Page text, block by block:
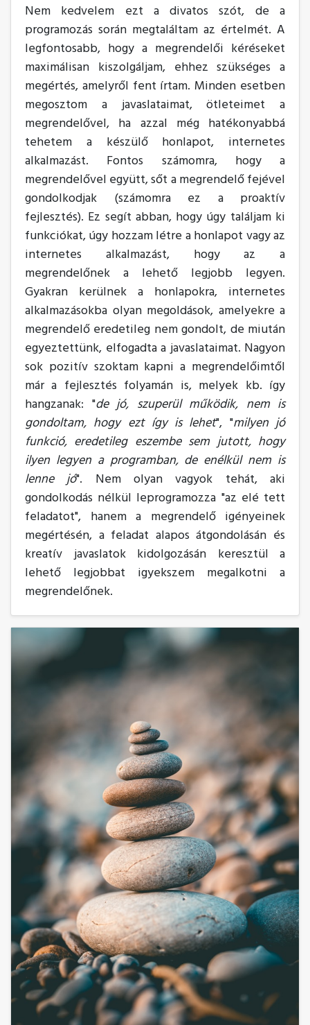
Nem kedvelem ezt a divatos szót, de a
programozás során megtaláltam az értelmét. A
legfontosabb, hogy a megrendelői kéréseket
maximálisan kiszolgáljam, ehhez szükséges a
megértés, amelyről fent írtam. Minden esetben
megosztom a javaslataimat, ötleteimet a
megrendelővel, ha azzal még hatékonyabbá
tehetem a készülő honlapot, internetes
alkalmazást. Fontos számomra, hogy a
megrendelővel együtt, sőt a megrendelő fejével
gondolkodjak (számomra ez a proaktív
fejlesztés). Ez segít abban, hogy úgy találjam ki
funkciókat, úgy hozzam létre a honlapot vagy az
internetes alkalmazást, hogy az a
megrendelőnek a lehető legjobb legyen.
Gyakran kerülnek a honlapokra, internetes
alkalmazásokba olyan megoldások, amelyekre a
megrendelő eredetileg nem gondolt, de miután
egyeztettünk, elfogadta a javaslataimat. Nagyon
sok pozitív szoktam kapni a megrendelőimtől
már a fejlesztés folyamán is, melyek kb. így
hangzanak: "de jó, szuperül működik, nem is
gondoltam, hogy ezt így is lehet", "milyen jó
funkció, eredetileg eszembe sem jutott, hogy
ilyen legyen a programban, de enélkül nem is
lenne jó". Nem olyan vagyok tehát, aki
gondolkodás nélkül leprogramozza "az elé tett
feladatot", hanem a megrendelő igényeinek
megértésén, a feladat alapos átgondolásán és
kreatív javaslatok kidolgozásán keresztül a
lehető legjobbat igyekszem megalkotni a
megrendelőnek.